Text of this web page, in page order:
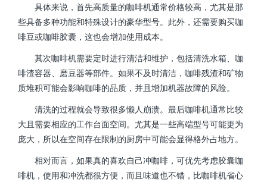
具体来说，首先高质量的咖啡机通常价格较高，尤其是那
些具备多种功能和特殊设计的豪华型号。此外，还需要购买咖
啡豆或咖啡胶囊，这也会增加使用成本。
其次咖啡机需要定时进行清洁和维护，包括清洗水箱、咖
啡渣容器、磨豆器等部件。如果不及时清洁，咖啡残渣和矿物
质堆积可能会影响咖啡的品质，并且增加机器故障的风险。
清洗的过程就会导致很多懒人崩溃。最后咖啡机通常比较
大且需要相应的工作台面空间。尤其是一些高端型号可能更为
庞大，所以在空间存在限制的厨房中可能会显得格外占地方。
相对而言，如果真的喜欢自己冲咖啡，可优先考虑胶囊咖
啡机，使用和冲洗都很方便，而且味道也不错，比咖啡机省心